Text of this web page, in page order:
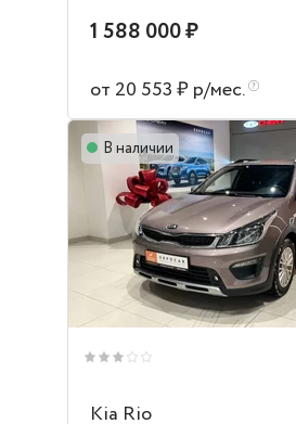
1 588 000 ₽
от 20 553 ₽ р/мес.
В наличии
Kia Rio